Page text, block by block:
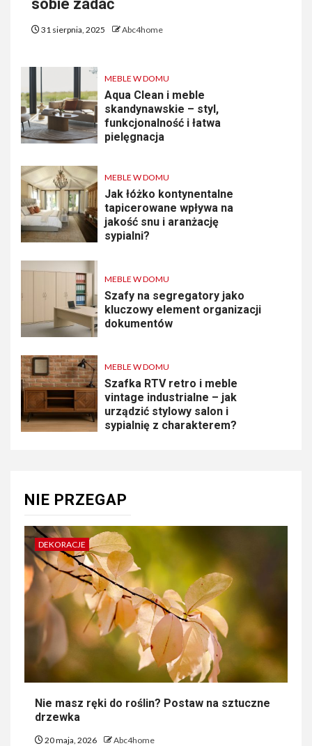
sobie zadać
31 sierpnia, 2025 Abc4home
MEBLE W DOMU
Aqua Clean i meble
skandynawskie – styl,
funkcjonalność i łatwa
pielęgnacja
MEBLE W DOMU
Jak łóżko kontynentalne
tapicerowane wpływa na
jakość snu i aranżację
sypialni?
MEBLE W DOMU
Szafy na segregatory jako
kluczowy element organizacji
dokumentów
MEBLE W DOMU
Szafka RTV retro i meble
vintage industrialne – jak
urządzić stylowy salon i
sypialnię z charakterem?
NIE PRZEGAP
DEKORACJE
Nie masz ręki do roślin? Postaw na sztuczne
drzewka
20 maja, 2026 Abc4home